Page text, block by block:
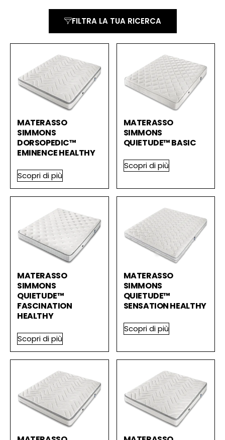
FILTRA LA TUA RICERCA
MATERASSO
SIMMONS
DORSOPEDIC™
EMINENCE HEALTHY
Scopri di più
MATERASSO
SIMMONS
QUIETUDE™ BASIC
Scopri di più
MATERASSO
SIMMONS
QUIETUDE™
FASCINATION
HEALTHY
Scopri di più
MATERASSO
SIMMONS
QUIETUDE™
SENSATION HEALTHY
Scopri di più